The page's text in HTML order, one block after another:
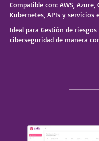
Compatible con: AWS, Azure,
Kubernetes, APIs y servicios
Ideal para Gestión de riesgos
ciberseguridad de manera